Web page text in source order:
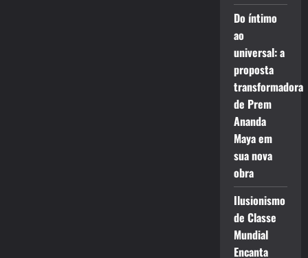
Do íntimo
ao
universal: a
proposta
transformadora
de Prem
Ananda
Maya em
sua nova
obra
Ilusionismo
de Classe
Mundial
Encanta